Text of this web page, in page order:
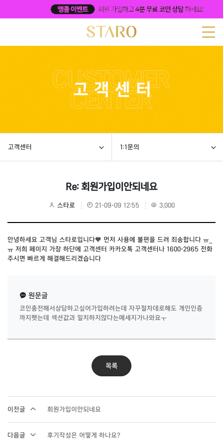
고객센터 1:1문의
Re: 회원가입이안되네요
스타로 21-09-09 12:55 3,000
안녕하세요 고객님 스타로입니다🧡 먼저 사용에 불편을 드려 죄송합니다 ㅠ_
ㅠ 저희 페이지 가장 하단에 고객센터 카카오톡 고객센터나 1600-2965 전화
주시면 빠르게 해결해드리겠습니다
원문글
코인충전해서상담하고싶어가입하려는데 자꾸절차데로해도 개인인증
까지햇는데 섹션값과 일치하지않다는메세지가나와요ㅜ
목록
이전글 회원가입이안되네요
다음글 후기작성은 어떻게 하나요?